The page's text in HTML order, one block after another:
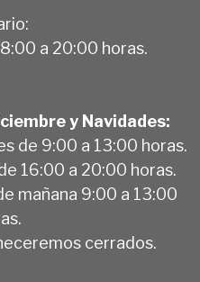
8:00 a 20:00 horas.
y Navidades:
de 9:00 a 13:00 horas.
16:00 a 20:00 horas.
mañana 9:00 a 13:00
cerrados.